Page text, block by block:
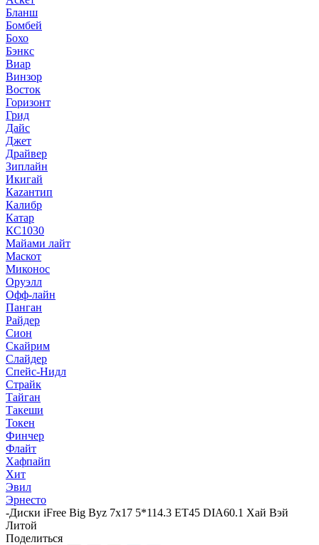
Бланш
Бомбей
Бохо
Бэнкс
Виар
Винзор
Восток
Горизонт
Грид
Дайс
Джет
Драйвер
Зиплайн
Икигай
Кazaнтип
Калибр
Катар
КС1030
Майами лайт
Маскот
Миконос
Оруэлл
Офф-лайн
Панган
Райдер
Сион
Скайрим
Слайдер
Спейс-Нидл
Страйк
Тайган
Такеши
Токен
Финчер
Флайт
Хафпайп
Хит
Эвил
Эрнесто
-Диски iFree Big Byz 7x17 5*114.3 ET45 DIA60.1 Хай Вэй
Литой
Поделиться